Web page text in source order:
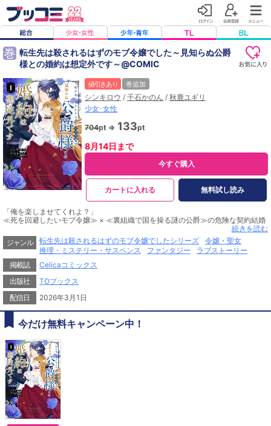
巻 転生先は殺されるはずのモブ令嬢でした～見知らぬ公爵
様との婚約は想定外です～@COMIC
値引きあり 巻追加
シンキロウ / 千石かのん / 秋鹿ユギリ
少女･女性
704pt ⇒ 133pt
8月14日まで
今すぐ購入
カートに入れる 無料試し読み
「俺を楽しませてくれよ？」
≪死を回避したいモブ令嬢≫ × ≪裏組織で国を操る謎の公爵≫の危険な契約結婚
ファンタジー！描き下ろし漫画＆原作・千石かのん先生による書き下ろしSS豪華
W収録！
前世で読んだロマンス小説に転生した伯爵令嬢リディア。婚約者に殺される運命
を変えるため、ある秘密結社に相手の破滅を依頼する。交渉役として現れた筆頭
公爵リアージュと駆け引きを始めるも......契約履行と引き換えに何故か彼自身と婚
約させられてしまった!? 利害一致による偽装なのに、正統派ヒーローの面を被
った冷酷な策士から、謎の執着を向けられて──？ 死を回避したいモブ令嬢 ×
裏組織で国を操る謎の公爵の危険な契約結婚ファンタジー！
続きを読む
ジャンル
転生先は殺されるはずのモブ令嬢でしたシリーズ
令嬢・聖女
推理・ミステリー・サスペンス
ファンタジー
ラブストーリー
掲載誌
Celicaコミックス
出版社
TOブックス
配信日
2026年3月1日
今だけ無料キャンペーン中！